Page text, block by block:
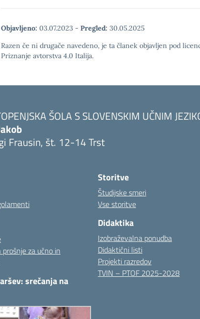
Objavljeno: 03.07.2023 - Pregled: 30.05.2025
Razen če ni drugače navedeno, je ta članek objavljen pod
Priznanje avtorstva 4.0 Italija.
ŠOLA S SLOVENSKIM UČNIM
Frausin, št. 12-14 Trst
prošnje za učno in
srečanja na
Storitve
Študijske smeri
Vse storitve
Didaktika
Izobraževalna ponudba
Didaktični listi
Projekti razredov
TVIN – PTOF 2025-2028